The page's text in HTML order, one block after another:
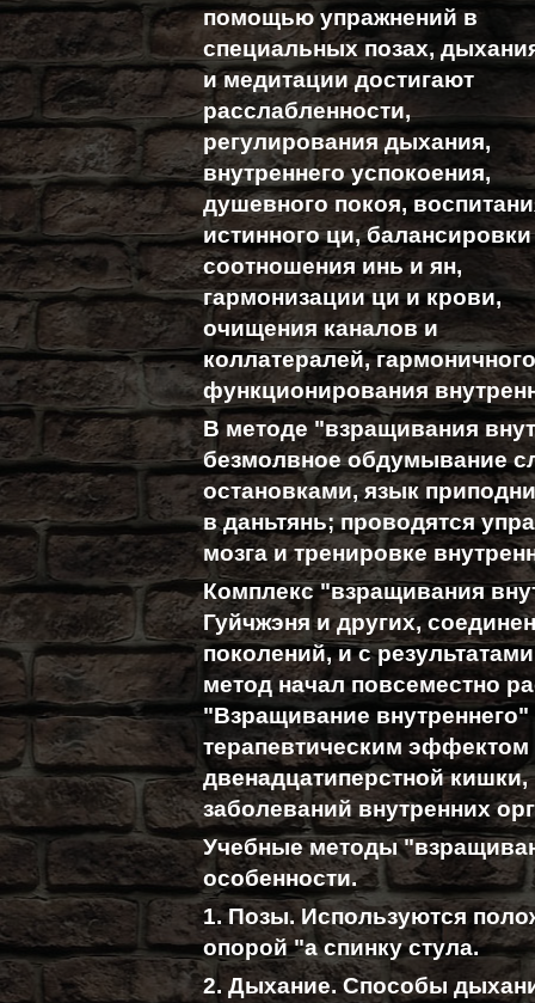
помощью упражнений в
специальных позах,
и медитации достигают
расслабленности,
регулирования дыхания,
внутреннего успокоения,
душевного покоя,
истинного ци, балансировки
соотношения инь и ян,
гармонизации ци и крови,
очищения каналов и
коллатералей,
функционирования
В методе "взращивания
безмолвное обдумывание
остановками, язык
в даньтянь; проводятся
мозга и тренировке
Комплекс "взращивания
Гуйчжэня и других,
поколений, и с
метод начал повсеместно
"Взращивание
терапевтическим
двенадцатиперстной кишки,
заболеваний внутренних
Учебные методы
особенности.
1. Позы. Используются
опорой "а спинку стула.
2. Дыхание. Способы